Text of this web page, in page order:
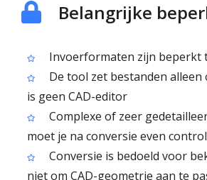
Belangrijke
Invoerformaten zijn beperkt
De tool zet bestanden alleen
is geen CAD-editor
Complexe of zeer
moet je na conversie even
Conversie is bedoeld voor
niet om CAD-geometrie aan te